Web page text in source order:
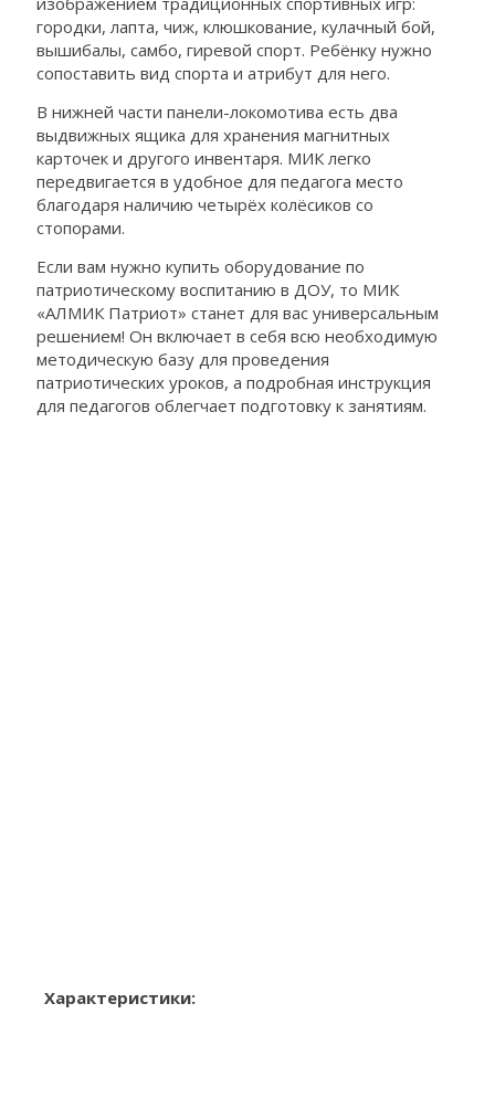
городки, лапта, чиж, клюшкование, кулачный бой,
вышибалы, самбо, гиревой спорт. Ребёнку нужно
сопоставить вид спорта и атрибут для него.
В нижней части панели-локомотива есть два
выдвижных ящика для хранения магнитных
карточек и другого инвентаря. МИК легко
передвигается в удобное для педагога место
благодаря наличию четырёх колёсиков со
стопорами.
Если вам нужно купить оборудование по
патриотическому воспитанию в ДОУ, то МИК
«АЛМИК Патриот» станет для вас универсальным
решением! Он включает в себя всю необходимую
методическую базу для проведения
патриотических уроков, а подробная инструкция
для педагогов облегчает подготовку к занятиям.
Характеристики: